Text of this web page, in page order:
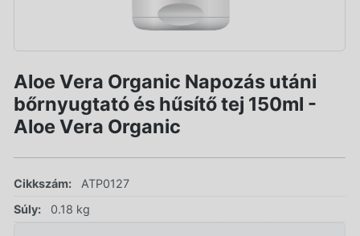
Aloe Vera Organic Napozás utáni
bőrnyugtató és hűsítő tej 150ml -
Aloe Vera Organic
Cikkszám:
ATP0127
Súly:
0.18 kg